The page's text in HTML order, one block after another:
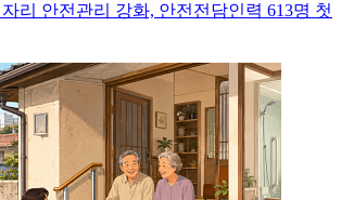
리 안전관리 강화, 안전전담인력 613명 첫